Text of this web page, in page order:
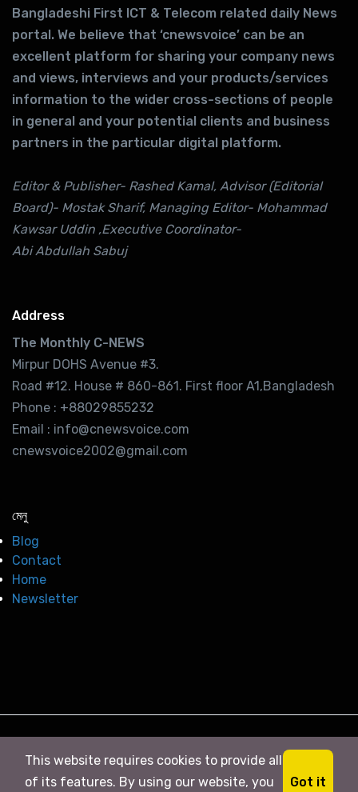
Bangladeshi First ICT & Telecom related daily News
portal. We believe that ‘cnewsvoice’ can be an
excellent platform for sharing your company news
and views, interviews and your products/services
information to the wider cross-sections of people
in general and your potential clients and business
partners in the particular digital platform.
Editor & Publisher- Rashed Kamal, Advisor (Editorial
Board)- Mostak Sharif, Managing Editor- Mohammad
Kawsar Uddin ,Executive Coordinator-
Abi Abdullah Sabuj
Address
The Monthly C-NEWS
Mirpur DOHS Avenue #3.
Road #12. House # 860-861. First floor A1,Bangladesh
Phone : +88029855232
Email : info@cnewsvoice.com
cnewsvoice2002@gmail.com
মেনু
Blog
Contact
Home
Newsletter
© 2026 সি নিউজ . All right Reserved
This website requires cookies to provide all
of its features. By using our website, you
Got it